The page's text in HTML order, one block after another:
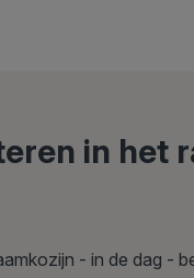
in het
- in de dag -